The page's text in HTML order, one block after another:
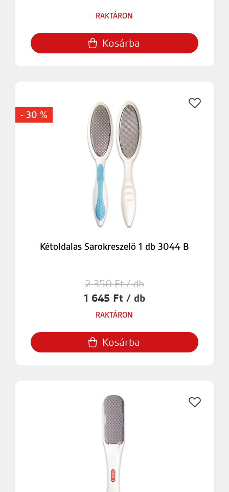
RAKTÁRON
Kosárba
- 30 %
Kétoldalas Sarokreszelő 1 db 3044 B
2 350 Ft / db
1 645 Ft / db
RAKTÁRON
Kosárba